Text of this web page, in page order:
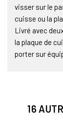
visser sur le
cuisse ou la
Livré avec
la plaque de
porter sur
16